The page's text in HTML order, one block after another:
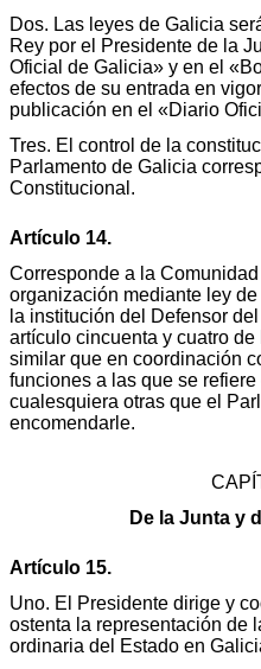
Dos. Las leyes de Galicia
Rey por el Presidente de la
Oficial de Galicia» y en el
efectos de su entrada en
publicación en el «Diario
Tres. El control de la
Parlamento de Galicia
Constitucional.
Artículo 14.
Corresponde a la
organización mediante ley
la institución del Defensor
artículo cincuenta y cuatro
similar que en coordinación
funciones a las que se
cualesquiera otras que el
encomendarle.
De la Junta y
Artículo 15.
Uno. El Presidente dirige y
ostenta la representación de
ordinaria del Estado en